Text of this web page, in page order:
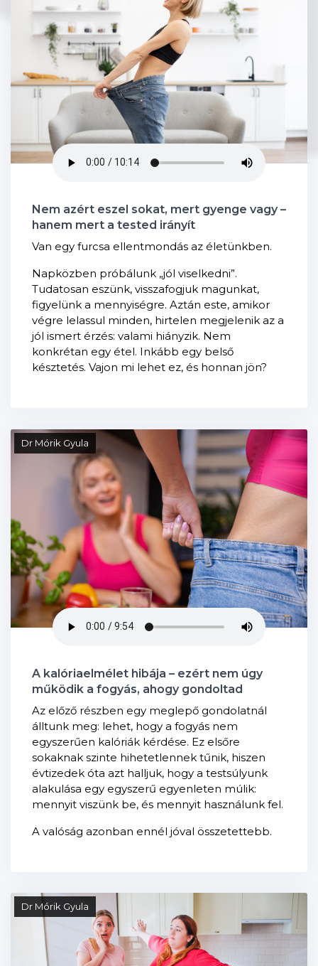
Nem azért eszel sokat, mert gyenge vagy –
hanem mert a tested irányít
Van egy furcsa ellentmondás az életünkben.
Napközben próbálunk „jól viselkedni”.
Tudatosan eszünk, visszafogjuk magunkat,
figyelünk a mennyiségre. Aztán este, amikor
végre lelassul minden, hirtelen megjelenik az a
jól ismert érzés: valami hiányzik. Nem
konkrétan egy étel. Inkább egy belső
késztetés. Vajon mi lehet ez, és honnan jön?
Dr Mórik Gyula
A kalóriaelmélet hibája – ezért nem úgy
működik a fogyás, ahogy gondoltad
Az előző részben egy meglepő gondolatnál
álltunk meg: lehet, hogy a fogyás nem
egyszerűen kalóriák kérdése. Ez elsőre
sokaknak szinte hihetetlennek tűnik, hiszen
évtizedek óta azt halljuk, hogy a testsúlyunk
alakulása egy egyszerű egyenleten múlik:
mennyit viszünk be, és mennyit használunk fel.
A valóság azonban ennél jóval összetettebb.
Dr Mórik Gyula